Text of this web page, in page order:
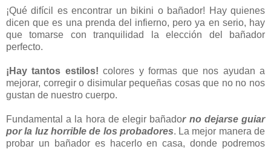
¡Qué difícil es encontrar un bikini o bañador! Hay quienes
dicen que es una prenda del infierno, pero ya en serio, hay
que tomarse con tranquilidad la elección del bañador
perfecto.
¡Hay tantos estilos!colores y formas que nos ayudan a
mejorar, corregir o disimular pequeñas cosas que no no nos
gustan de nuestro cuerpo.
Fundamental a la hora de elegir bañador no dejarse guiar
por la luz horrible de los probadores. La mejor manera de
probar un bañador es hacerlo en casa, donde podremos